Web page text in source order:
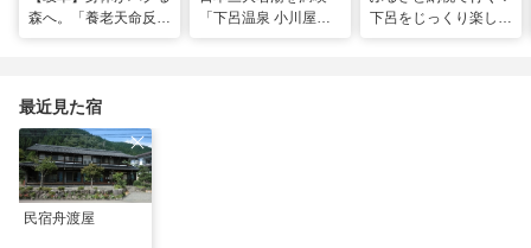
森へ。「養老天命反転
「下呂温泉 小川屋」
下呂をじっくり楽しむ
最近見た宿
民宿舟渡屋